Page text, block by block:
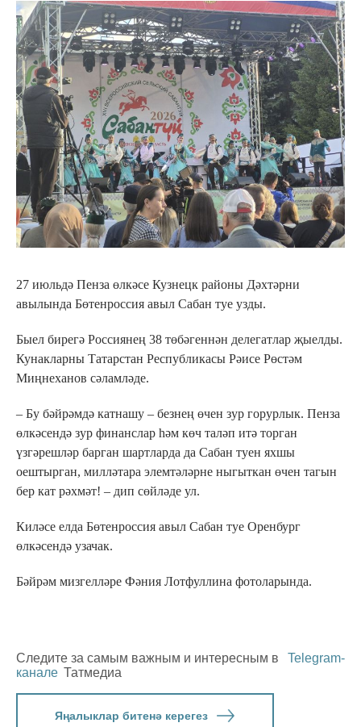
27 июльдә Пенза өлкәсе Кузнецк районы Дәхтәрни
авылында Бөтенроссия авыл Сабан туе узды.
Быел бирегә Россиянең 38 төбәгеннән делегатлар җыелды.
Кунакларны Татарстан Республикасы Рәисе Рөстәм
Миңнеханов сәламләде.
– Бу бәйрәмдә катнашу – безнең өчен зур горурлык. Пенза
өлкәсендә зур финанслар һәм көч таләп итә торган
үзгәрешләр барган шартларда да Сабан туен яхшы
оештырган, милләтара элемтәләрне ныгыткан өчен тагын
бер кат рәхмәт! – дип сөйләде ул.
Киләсе елда Бөтенроссия авыл Сабан туе Оренбург
өлкәсендә узачак.
Бәйрәм мизгелләре Фәния Лотфуллина фотоларында.
Следите за самым важным и интересным в
Telegram-
канале Татмедиа
Яңалыклар битенә керегез